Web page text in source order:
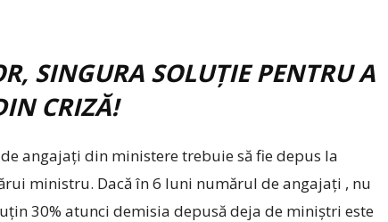
SINGURA SOLUȚIE PENTRU A
CRIZĂ!
angajați din ministere trebuie să fie depus la
ministru. Dacă în 6 luni numărul de angajați , nu
30% atunci demisia depusă deja de miniștri este